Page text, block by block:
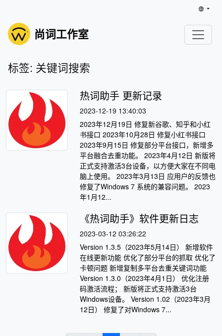
尚词工作室
标签: 关键词搜索
热词助手 更新记录
2023-12-19 13:40:03
2023年12月19日 修复新谷歌、知乎和小红
书接口 2023年10月28日 修复小红书接口
2023年9月15日 修复部分平台接口，新增多
平台融合去重功能。 2023年4月12日 新版将
正式支持激活3台设备，以方便大家在不同电
脑上使用。 2023年3月13日 应用户的反馈也
修复了Windows 7 系统的兼容问题。 2023
年1月12...
《热词助手》软件更新日志
2023-03-12 03:26:22
Version 1.3.5（2023年5月14日） 新增软件
在线更新功能 优化了部分平台的抓取 优化了
卡顿问题 新增复制多平台去重关键词功能
Version 1.3.0（2023年4月1日） 优化注册
码激活流程； 新版将正式支持激活3台
Windows设备。 Version 1.02（2023年3月
12日） 修复了对Windows 7...